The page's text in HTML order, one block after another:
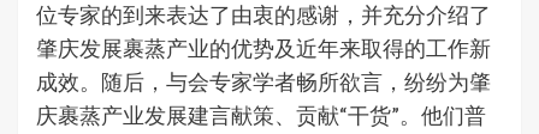
位专家的到来表达了由衷的感谢，并充分介绍了
肇庆发展裹蒸产业的优势及近年来取得的工作新
成效。随后，与会专家学者畅所欲言，纷纷为肇
庆裹蒸产业发展建言献策、贡献“干货”。他们普